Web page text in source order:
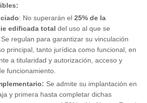
: No superarán el 25% de la
edificada total del uso al que se
regulan para garantizar su vinculación
principal, tanto jurídica como funcional, en
a titularidad y autorización, acceso y
funcionamiento.
Se admite su implantación en
y primera hasta completar dichas